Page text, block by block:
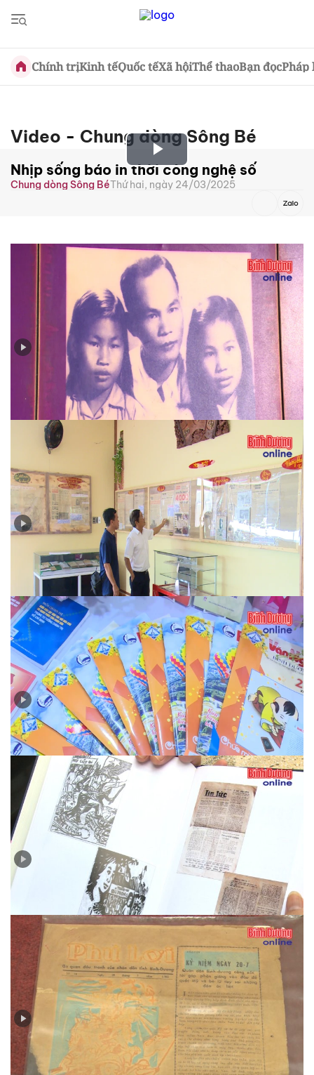
Chính trịKinh tếQuốc tếXã hộiThể thaoBạn đọcPháp
Video - Chung dòng Sông Bé
Play
Video
Nhịp sống báo in thời công nghệ số
Chung dòng Sông BéThứ hai, ngày 24/03/2025
Huỳnh Văn Nghệ - cây bút sắc bén trên mặt trận báo
Ngày 30-4-1975 qua tường thuật của báo chí đương
thời…
Bức tranh đa màu của Hội báo Xuân Ất Tỵ 2025
Tìm về dấu tích tờ báo đầu tiên của tỉnh Thủ Dầu Một
Báo Phú Lợi - Cơ quan đấu tranh của quân dân tỉnh
Thủ Dầu Một